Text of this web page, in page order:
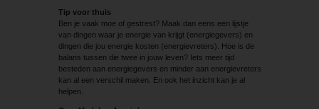
Tip voor thuis
Ben je vaak moe of gestrest? Maak dan eens een lijstje
van dingen waar je energie van krijgt (energiegevers) en
dingen die jou energie kosten (energievreters). Hoe is de
balans tussen die twee in jouw leven? Iets meer tijd
besteden aan energiegevers en minder aan energievreters
kan al een verschil maken. En ook het inzicht kan je al
helpen.